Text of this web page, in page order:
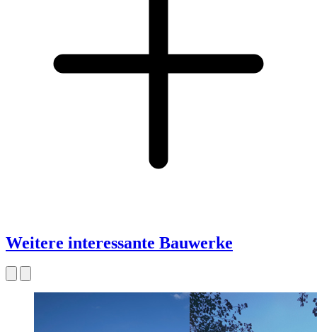
Weitere interessante Bauwerke